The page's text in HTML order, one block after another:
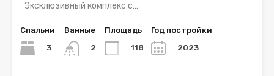
Эксклюзивный комплекс с…
Спальни
3
Ванные
2
Площадь
118
Год постройки
2023